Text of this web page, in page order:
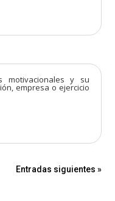
motivacionales y su
empresa o ejercicio
Entradas siguientes »